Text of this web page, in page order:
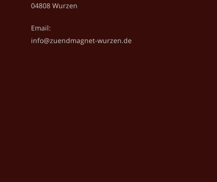
04808 Wurzen
Email:
info@zuendmagnet-wurzen.de